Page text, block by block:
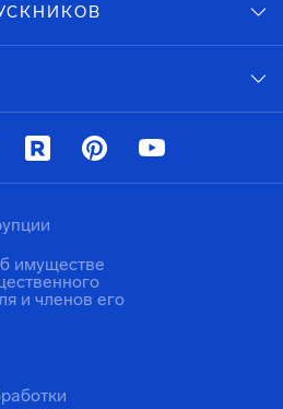
имуществе
и членов его